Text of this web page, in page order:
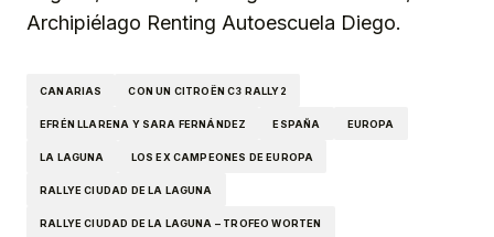
Archipiélago Renting Autoescuela Diego.
CANARIAS CON UN CITROËN C3 RALLY2
EFRÉN LLARENA Y SARA FERNÁNDEZ ESPAÑA EUROPA
LA LAGUNA LOS EX CAMPEONES DE EUROPA
RALLYE CIUDAD DE LA LAGUNA
RALLYE CIUDAD DE LA LAGUNA – TROFEO WORTEN